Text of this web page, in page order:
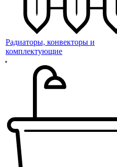
Радиаторы, конвекторы и
комплектующие